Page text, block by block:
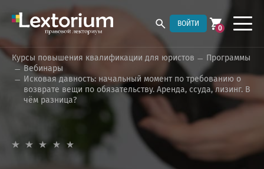
ВОЙТИ
0
Курсы повышения квалификации для юристов
Программы
Вебинары
Исковая давность: начальный момент по требованию о
возврате вещи по обязательству. Аренда, ссуда, лизинг. В
чём разница?